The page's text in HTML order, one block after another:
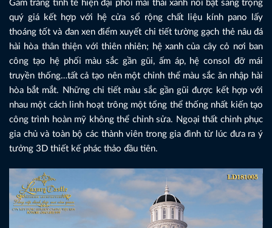
Gam trắng tinh tế hiện đại phối mái thái xanh nổi bật sang trọng
quý giá kết hợp với hệ cửa sổ rộng chất liệu kính pano lấy
thoáng tốt và đan xen điểm xuyết chi tiết tường gạch thẻ nâu đá
hài hòa thân thiện với thiên nhiên; hệ xanh của cây cỏ nơi ban
công tạo hệ phối màu sắc gần gũi, ấm áp, hệ consol đỡ mái
truyền thống…tất cả tạo nên một chỉnh thể màu sắc ăn nhập hài
hòa bắt mắt. Những chi tiết màu sắc gần gũi được kết hợp với
nhau một cách linh hoạt trông một tổng thể thống nhất kiến tạo
công trình hoàn mỹ không thể chỉnh sửa. Ngoại thất chinh phục
gia chủ và toàn bộ các thành viên trong gia đình từ lúc đưa ra ý
tưởng 3D thiết kế phác thảo đầu tiên.